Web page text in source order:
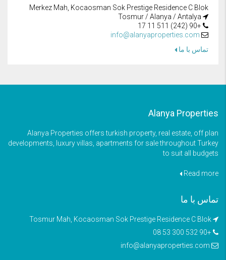
Merkez Mah, Kocaosman Sok Prestige Residence C Blok
+90 (242) 511 11 17
info@alanyaproperties.com
تماس با ما
Alanya Properties
Alanya Properties offers turkish property, real estate, off plan
developments, luxury villas, apartments for sale throughout Turkey
to suit all budgets
Read more
تماس با ما
+90 532 300 53 08
info@alanyaproperties.com